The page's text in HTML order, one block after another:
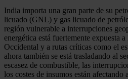
India importa una gran parte de su
licuado (GNL) y gas licuado de
región vulnerable a interrupciones
energética está fuertemente expuesta
Occidental y a rutas críticas como el
ahora también se está trasladando al
escasez de combustible, las
los costes de insumos están afectando